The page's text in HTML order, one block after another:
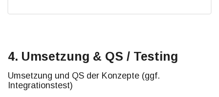
4. Umsetzung & QS / Testing
Umsetzung und QS der Konzepte (ggf.
Integrationstest)